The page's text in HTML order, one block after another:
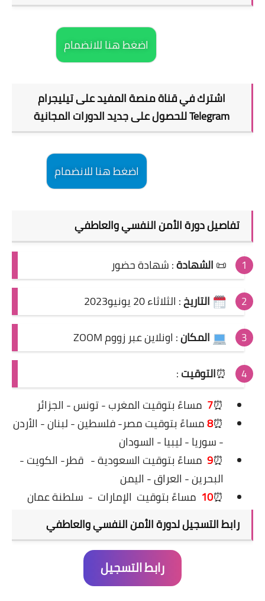
اضغط هنا للانضمام
اشترك في قناة منصة المفيد على تيليجرام
Telegram للحصول على جديد الدورات المجانية
اضغط هنا للانضمام
تفاصيلدورةالأمن النفسي والعاطفي
📜الشهادة:شهادة حضور
التاريخ: الثلاثاء 20 يونيو2023
المكان: اونلاين عبر زووم ZOOM
⏰التوقيت:
⏰
7 مساءً بتوقيت المغرب - تونس - الجزائر
⏰
8مساءً بتوقيت مصر- فلسطين - لبنان - الأردن
- سوريا - ليبيا - السودان
⏰
9 مساءً بتوقيت السعودية - قطر- الكويت -
البحرين - العراق - اليمن
⏰
10 مساءً بتوقيت الإمارات - سلطنة عمان
رابط التسجيل لدورةالأمن النفسي والعاطفي
رابط التسجيل